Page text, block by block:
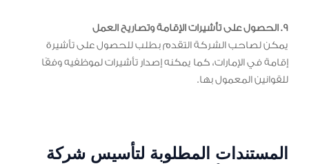
9. الحصول على تأشيرات الإقامة وتصاريح العمل
يمكن لصاحب الشركة التقدم بطلب للحصول على تأشيرة
إقامة في الإمارات، كما يمكنه إصدار تأشيرات لموظفيه وفقًا
للقوانين المعمول بها.
المستندات المطلوبة لتأسيس شركة